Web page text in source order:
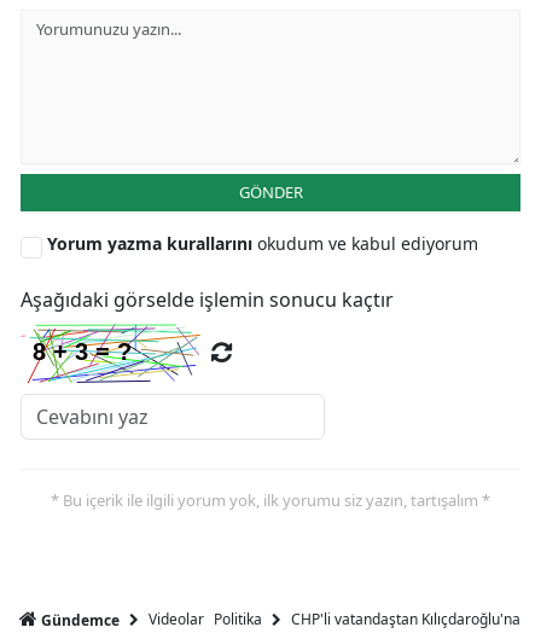
GÖNDER
Yorum yazma kurallarını okudum ve kabul ediyorum
Aşağıdaki görselde işlemin sonucu kaçtır
* Bu içerik ile ilgili yorum yok, ilk yorumu siz yazın, tartışalım *
Gündemce Videolar Politika CHP'li vatandaştan Kılıçdaroğlu'na